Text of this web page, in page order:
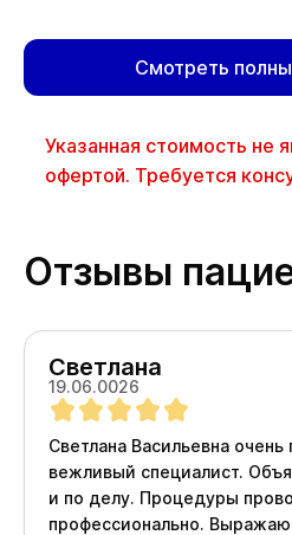
Смотреть
Указанная стоимость не
офертой. Требуется
Отзывы
Светлана
19.06.0026
Светлана Васильевна очень
вежливый специалист.
и по делу. Процедуры
профессионально.